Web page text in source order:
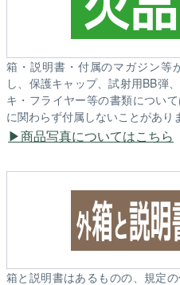
箱・説明書・付属のマガジン等
し、保護キャップ、試射用BB弾
キ・フライヤー等の書類につい
に関わらず付属しないことがあり
商品写真についてはこちら
箱と説明書はあるものの、規定